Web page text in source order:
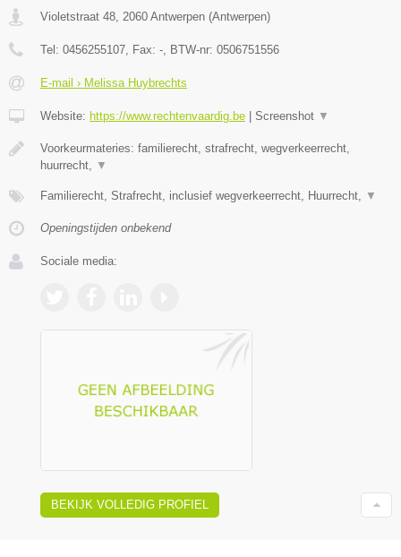
Violetstraat 48 2060 Antwerpen (Antwerpen)
Tel: 0456255107 , Fax: - , BTW-nr: 0506751556
E-mail › Melissa Huybrechts
Website: https://www.rechtenvaardig.be Screenshot ▼
Voorkeurmateries: familierecht, strafrecht, wegverkeerrecht,
huurrecht,
▼
Familierecht, Strafrecht, inclusief wegverkeerrecht, Huurrecht, ▼
Openingstijden onbekend
Sociale media:
BEKIJK VOLLEDIG PROFIEL